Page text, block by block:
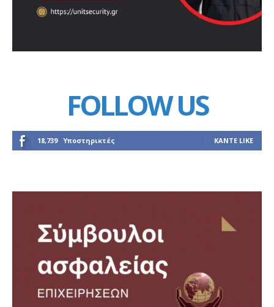
FOLLOW US
18,739 Υποστηρικτές ΚΆΝΤΕ LIKE